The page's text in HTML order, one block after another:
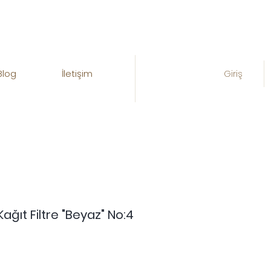
İletişim Giriş
Filtre "Beyaz" No:4